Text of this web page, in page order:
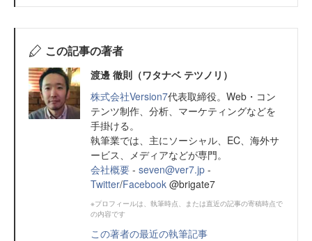
この記事の著者
渡邊 徹則（ワタナベ テツノリ）
株式会社Version7代表取締役。Web・コン
テンツ制作、分析、マーケティングなどを
手掛ける。
執筆業では、主にソーシャル、EC、海外サ
ービス、メディアなどが専門。
会社概要 - seven@ver7.jp -
Twitter/Facebook @brigate7
※プロフィールは、執筆時点、または直近の記事の寄稿時点で
の内容です
この著者の最近の執筆記事